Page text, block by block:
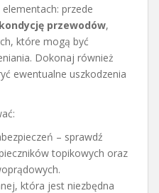
przede
kondycję przewodów,
które mogą być
Dokonaj również
ewentualne uszkodzenia
– sprawdź
topikowych oraz
która jest niezbędna